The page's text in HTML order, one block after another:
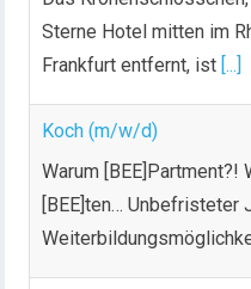
Frankfurt entfernt, ist[...]
Koch (m/w/d)
Warum [BEE]Partment?!
[BEE]ten… Unbefristeter
Kellner/in ( m/w/d )